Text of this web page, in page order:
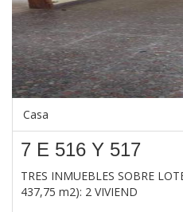
Casa
7 E 516 Y 517
TRES INMUEBLES SOBRE
437,75 m2): 2 VIVIEND